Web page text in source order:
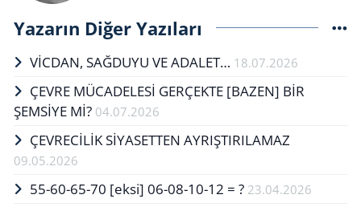
Yazarın Diğer Yazıları
VİCDAN, SAĞ­DU­YU VE ADA­LET… 18.07.2026
ÇEVRE MÜCADELESİ GERÇEKTE ​​​​​​​[BAZEN] BİR
ŞEMSİYE Mİ? 04.07.2026
ÇEVRECİLİK SİYASETTEN AYRIŞTIRILAMAZ
09.05.2026
55-60-65-70 [eksi] 06-08-10-12 = ? 23.04.2026